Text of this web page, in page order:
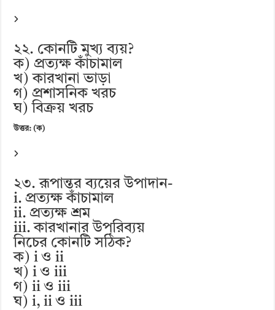
২২. কোনটি মুখ্য ব্যয়?
ক) প্রত্যক্ষ কাঁচামাল
খ) কারখানা ভাড়া
গ) প্রশাসনিক খরচ
ঘ) বিক্রয় খরচ
উত্তর: (ক)
২৩. রূপান্তর ব্যয়ের উপাদান-
i. প্রত্যক্ষ কাঁচামাল
ii. প্রত্যক্ষ শ্রম
iii. কারখানার উপরিব্যয়
নিচের কোনটি সঠিক?
ক) i ও ii
খ) i ও iii
গ) ii ও iii
ঘ) i, ii ও iii